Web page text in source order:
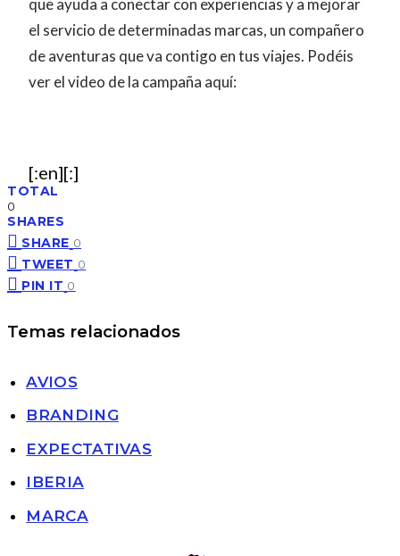
que ayuda a conectar con experiencias y a mejorar
el servicio de determinadas marcas, un compañero
de aventuras que va contigo en tus viajes. Podéis
ver el video de la campaña aquí:
[:en][:]
TOTAL
0
SHARES
SHARE 0
TWEET 0
PIN IT 0
Temas relacionados
AVIOS
BRANDING
EXPECTATIVAS
IBERIA
MARCA